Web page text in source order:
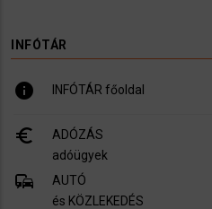
INFÓTÁR
info INFÓTÁR főoldal
euro_symbol
ADÓZÁS
adóügyek
commute
AUTÓ
és KÖZLEKEDÉS